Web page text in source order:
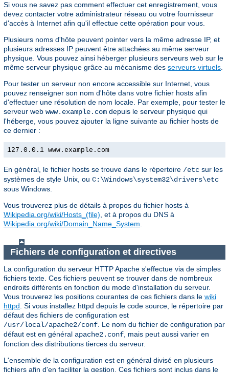
Si vous ne savez pas comment effectuer cet enregistrement, vous
devez contacter votre administrateur réseau ou votre fournisseur
d'accès à Internet afin qu'il effectue cette opération pour vous.
Plusieurs noms d'hôte peuvent pointer vers la même adresse IP, et
plusieurs adresses IP peuvent être attachées au même serveur
physique. Vous pouvez ainsi héberger plusieurs serveurs web sur le
même serveur physique grâce au mécanisme des serveurs virtuels.
Pour tester un serveur non encore accessible sur Internet, vous
pouvez renseigner son nom d'hôte dans votre fichier hosts afin
d'effectuer une résolution de nom locale. Par exemple, pour tester le
serveur web www.example.com depuis le serveur physique qui
l'héberge, vous pouvez ajouter la ligne suivante au fichier hosts de
ce dernier :
127.0.0.1 www.example.com
En général, le fichier hosts se trouve dans le répertoire /etc sur les
systèmes de style Unix, ou C:\Windows\system32\drivers\etc
sous Windows.
Vous trouverez plus de détails à propos du fichier hosts à
Wikipedia.org/wiki/Hosts_(file), et à propos du DNS à
Wikipedia.org/wiki/Domain_Name_System.
Fichiers de configuration et directives
La configuration du serveur HTTP Apache s'effectue via de simples
fichiers texte. Ces fichiers peuvent se trouver dans de nombreux
endroits différents en fonction du mode d'installation du serveur.
Vous trouverez les positions courantes de ces fichiers dans le wiki
httpd . Si vous installez httpd depuis le code source, le répertoire par
défaut des fichiers de configuration est
/usr/local/apache2/conf . Le nom du fichier de configuration par
défaut est en général apache2.conf , mais peut aussi varier en
fonction des distributions tierces du serveur.
L'ensemble de la configuration est en général divisé en plusieurs
fichiers afin d'en faciliter la gestion. Ces fichiers sont inclus dans le